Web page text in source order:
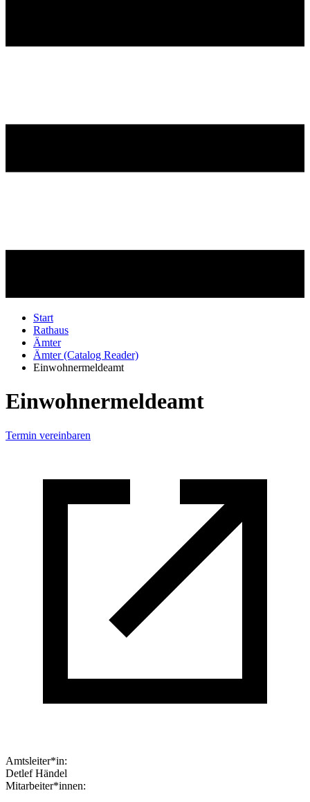
Start
Rathaus
Ämter
Ämter (Catalog Reader)
Einwohnermeldeamt
Einwohnermeldeamt
Termin vereinbaren
Amtsleiter*in:
Detlef Händel
Mitarbeiter*innen: